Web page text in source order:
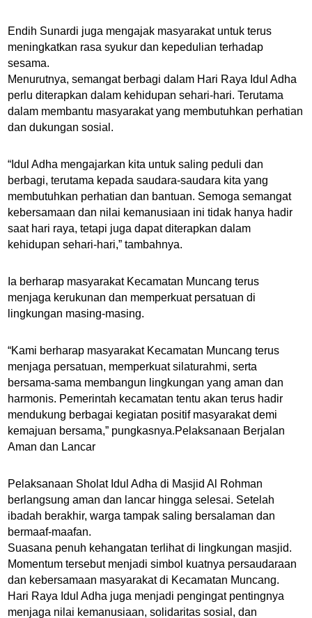
Endih Sunardi juga mengajak masyarakat untuk terus
meningkatkan rasa syukur dan kepedulian terhadap
sesama.
Menurutnya, semangat berbagi dalam Hari Raya Idul Adha
perlu diterapkan dalam kehidupan sehari-hari. Terutama
dalam membantu masyarakat yang membutuhkan perhatian
dan dukungan sosial.
“Idul Adha mengajarkan kita untuk saling peduli dan
berbagi, terutama kepada saudara-saudara kita yang
membutuhkan perhatian dan bantuan. Semoga semangat
kebersamaan dan nilai kemanusiaan ini tidak hanya hadir
saat hari raya, tetapi juga dapat diterapkan dalam
kehidupan sehari-hari,” tambahnya.
Ia berharap masyarakat Kecamatan Muncang terus
menjaga kerukunan dan memperkuat persatuan di
lingkungan masing-masing.
“Kami berharap masyarakat Kecamatan Muncang terus
menjaga persatuan, memperkuat silaturahmi, serta
bersama-sama membangun lingkungan yang aman dan
harmonis. Pemerintah kecamatan tentu akan terus hadir
mendukung berbagai kegiatan positif masyarakat demi
kemajuan bersama,” pungkasnya.Pelaksanaan Berjalan
Aman dan Lancar
Pelaksanaan Sholat Idul Adha di Masjid Al Rohman
berlangsung aman dan lancar hingga selesai. Setelah
ibadah berakhir, warga tampak saling bersalaman dan
bermaaf-maafan.
Suasana penuh kehangatan terlihat di lingkungan masjid.
Momentum tersebut menjadi simbol kuatnya persaudaraan
dan kebersamaan masyarakat di Kecamatan Muncang.
Hari Raya Idul Adha juga menjadi pengingat pentingnya
menjaga nilai kemanusiaan, solidaritas sosial, dan